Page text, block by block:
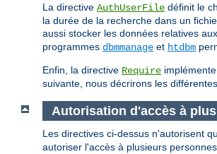
La directive AuthUserFile définit le
la durée de la recherche dans un
aussi stocker les données relatives
programmes dbmmanage et htdbm
Enfin, la directive Require
suivante, nous décrirons les
Autorisation d'accès à
Les directives ci-dessus n'autorisent
autoriser l'accès à plusieurs